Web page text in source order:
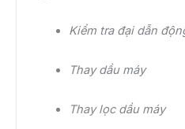
Kiểm tra đại dẫn
Thay dầu máy
Thay lọc dầu máy